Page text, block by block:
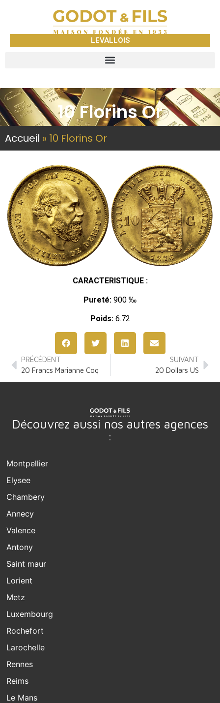
LEVALLOIS
10 Florins Or
Accueil » 10 Florins Or
CARACTERISTIQUE :
Pureté: 900 ‰
Poids:6.72
PRÉCÉDENT
20 Francs Marianne Coq
SUIVANT
20 Dollars US
Découvrez aussi nos autres agences
:
Montpellier
Elysee
Chambery
Annecy
Valence
Antony
Saint maur
Lorient
Metz
Luxembourg
Rochefort
Larochelle
Rennes
Reims
Le Mans